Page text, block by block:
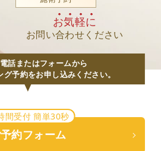
お気軽に
お問い合わせください
話またはフォームから
予約をお申し込みください。
間受付 簡単30秒
約フォーム